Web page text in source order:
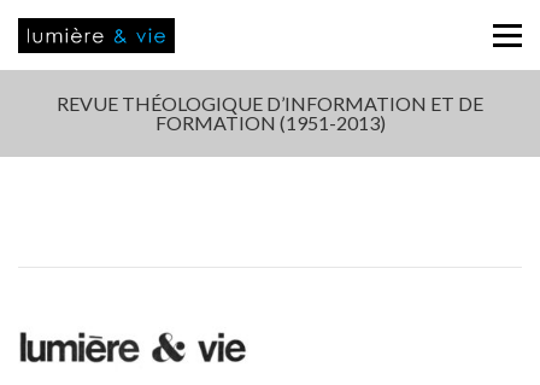
REVUE THÉOLOGIQUE D’INFORMATION ET DE
FORMATION (1951-2013)